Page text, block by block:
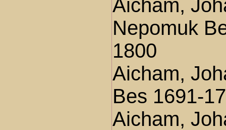
Aicham,
Nepomuk
1800
Aicham,
Bes 1691-
Aicham,